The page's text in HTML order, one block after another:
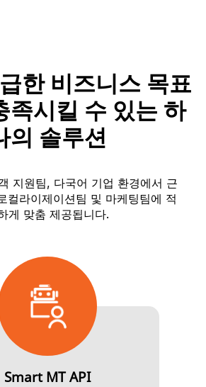
한 비즈니스 목표
족시킬 수 있는 하
의 솔루션
지원팀, 다국어 기업 환경에서 근
컬라이제이션팀 및 마케팅팀에 적
게 맞춤 제공됩니다.
Smart MT API